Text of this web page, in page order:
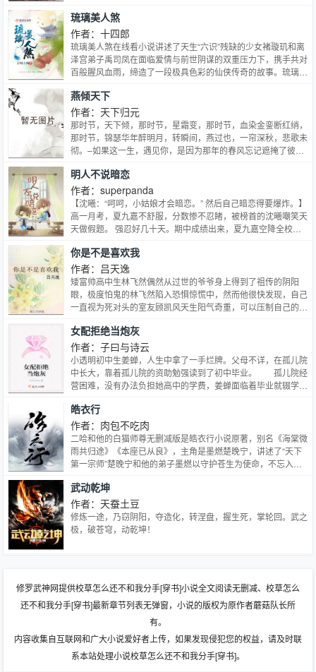
己的一道龙门，跃过之后，宛如苍穹日月，耀眼辉煌。人也是如
此。人的龙门就在于化身牧龙师。四处找寻那些即将化龙的小幼
灵，将它们驯养成当世无双的龙王！牧龙师免费无弹窗在哪里
看？
琉璃美人煞
作者：十四郎
琉璃美人煞在线看小说讲述了天生“六识”残缺的少女褚璇玑和离
泽宫弟子禹司凤在面临爱情与前世阴谋的双重压力下，携手共对
百般腥风血雨，缔造了一段极具色彩的仙侠传奇的故事。琉璃美
燕倾天下
作者：天下归元
那时节，天下倾，那时节，星霜变，那时节，血染金銮断红绡，
那时节，锦瑟华年醉明月，转瞬间，燕过也，一帘深秋，悲歌未
彻。–如果这一生，遇见你，是因为那年的春风忘记遮掩了彼此
的回眸。那么让我记得你，从总角黄髫至白发耄耋，每一个昨日
都比今日更为分明，如同就那端砚徽墨，宣纸湖笔，铺开紫檀案
几锦绣长卷，每一落笔，都白纸黑字，淋漓鲜明。这一生与你一
起的日子，是欢歌，是清词，是杨柳碧波间抚琴一曲，一个音符
一朵桃花。而与你别后，草成的新赋，句句，悲凉在骨。从此
明人不说暗恋
作者：superpanda
【沈曦：“呵呵，小姑娘才会暗恋。” 然后自己暗恋得要爆炸。】
高一月考，夏九嘉不舒服，分数惨不忍睹，被榜首的沈曦嘲笑天
天做假题。 强忍好几十天。期中成绩出来，夏九嘉空降全校第
你一起，结果你学习比我还好？”的故事。 CP：外表与世无争内
心十分要强、不拿第一会死星人不拿第一会气到哭受 x 偶像包袱
有一吨重、不拿第一会不敢信不拿第一会没面子攻。…
你是不是喜欢我
作者：吕天逸
矮富帅高中生林飞然偶然从过世的爷爷身上得到了祖传的阴阳
眼，极度怕鬼的林飞然陷入恐惧惊慌中，然而他很快发现，自己
一直视为死对头的室友顾凯风天生阳气奇重，可以压制自己的阴
顾凯风不明所以，把林飞然突如其来的“投怀送抱”视为对自己的
追求，一系列狗血误会就这样甜甜地展开了，本文文风轻快逗
趣，灵异部分以温馨治愈为主，是一篇微灵异日常向校园甜文。
女配拒绝当炮灰
作者：子曰与诗云
小透明初中生姜蝉，人生中拿了一手烂牌。父母不详，在孤儿院
中长大，靠着孤儿院的资助勉强读到了初中毕业。 孤儿院经
营困难，没有办法负担她高中的学费，姜蝉面临着毕业就辍学的
脑袋上。只要姜蝉和它签订契约，到一个个小世界里完成任务，
姜蝉就能够学到相应的技能，以此来改变自身，从此姜蝉走上了
征服星辰大海的征途……
皓衣行
作者：肉包不吃肉
二哈和他的白猫师尊无删减版是皓衣行小说原著，别名《海棠微
雨共归途》《本座已从良》，主角是墨燃楚晚宁，讲述了“天下
第一宗师”楚晚宁和他的弟子墨燃以守护苍生为使命，不忘入世
武动乾坤
作者：天蚕土豆
修炼一途，乃窃阴阳，夺造化，转涅盘，握生死，掌轮回。武之
极，破苍穹，动乾坤！
修罗武神网提供校草怎么还不和我分手[穿书]小说全文阅读无删减、校草怎么
还不和我分手[穿书]最新章节列表无弹窗，小说的版权为原作者蘑菇队长所
有。
内容收集自互联网和广大小说爱好者上传，如果发现侵犯您的权益，请及时联
系本站处理小说校草怎么还不和我分手[穿书]。